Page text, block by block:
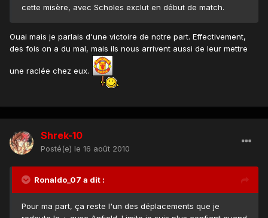
cette misère, avec Scholes exclut en début de match.
Ouai mais je parlais d'une victoire de notre part. Effectivement,
des fois on a du mal, mais ils nous arrivent aussi de leur mettre
une raclée chez eux.
Shrek-10
Posté(e) le 16 août 2010
Ronaldo_07 a dit :
Pour ma part, ça reste l'un des déplacements que je